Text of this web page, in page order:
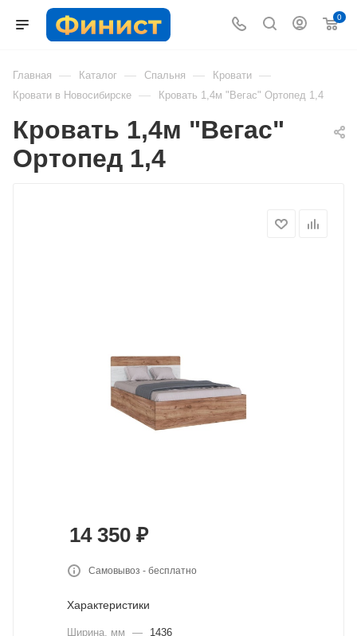
0
Главная — Каталог — Спальня — Кровати —
Кровати в Новосибирске — Кровать 1,4м "Вегас" Ортопед 1,4
Кровать 1,4м "Вегас"
Ортопед 1,4
14 350 ₽
Самовывоз - бесплатно
Характеристики
Ширина, мм —
1436